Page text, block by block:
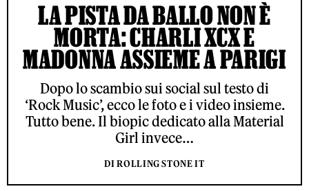
LA PISTA DA BALLO NON È
MORTA: CHARLI XCX E
MADONNA ASSIEME A PARIGI
Dopo lo scambio sui social sul testo di
‘Rock Music’, ecco le foto e i video insieme.
Tutto bene. Il biopic dedicato alla Material
Girl invece…
DI ROLLING STONE IT